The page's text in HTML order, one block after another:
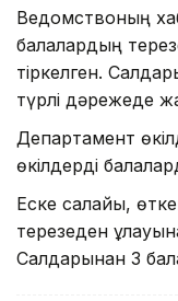
Ведомствоның
балалардың
тіркелген.
түрлі дәрежеде
Департамент
өкілдерді
Еске салайық,
терезеден
Салдарынан 3